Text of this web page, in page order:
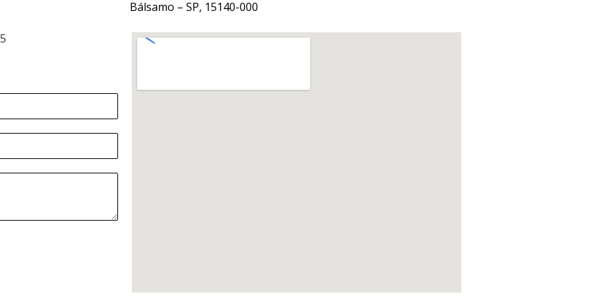
Bálsamo – SP, 15140-000